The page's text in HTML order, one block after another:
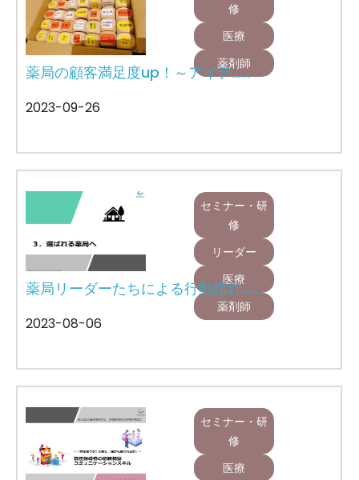
修
医療
薬剤師
薬局の顧客満足度up！～アイデ……
2023-09-26
セミナー・研
修
リーダー
医療
薬剤師
薬局リーダーたちによる行動指針……
2023-08-06
セミナー・研
修
医療